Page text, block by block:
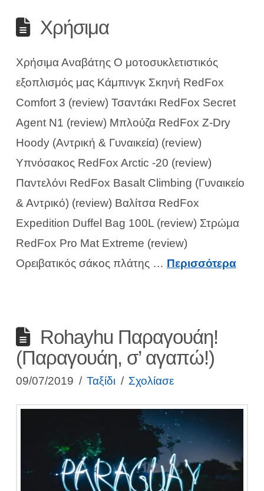
Χρήσιμα
Χρήσιμα Αναβάτης Ο μοτοσυκλετιστικός
εξοπλισμός μας Κάμπινγκ Σκηνή RedFox
Comfort 3 (review) Τσαντάκι RedFox Secret
Agent N1 (review) Μπλούζα RedFox Z-Dry
Hoody (Αντρική & Γυναικεία) (review)
Υπνόσακος RedFox Arctic -20 (review)
Παντελόνι RedFox Basalt Climbing (Γυναικείο
& Αντρικό) (review) Βαλίτσα RedFox
Expedition Duffel Bag 100L (review) Στρώμα
RedFox Pro Mat Extreme (review)
Ορειβατικός σάκος πλάτης … Περισσότερα
Rohayhu Παραγουάη!
(Παραγουάη, σ’ αγαπώ!)
09/07/2019 Ταξίδι Σχολίασε